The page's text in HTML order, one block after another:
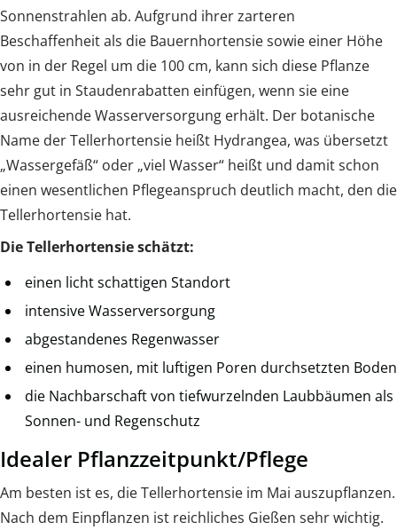
Sonnenstrahlen ab. Aufgrund ihrer zarteren
Beschaffenheit als die Bauernhortensie sowie einer Höhe
von in der Regel um die 100 cm, kann sich diese Pflanze
sehr gut in Staudenrabatten einfügen, wenn sie eine
ausreichende Wasserversorgung erhält. Der botanische
Name der Tellerhortensie heißt Hydrangea, was übersetzt
„Wassergefäß“ oder „viel Wasser“ heißt und damit schon
einen wesentlichen Pflegeanspruch deutlich macht, den die
Tellerhortensie hat.
Die Tellerhortensie schätzt:
einen licht schattigen Standort
intensive Wasserversorgung
abgestandenes Regenwasser
einen humosen, mit luftigen Poren durchsetzten Boden
die Nachbarschaft von tiefwurzelnden Laubbäumen als
Sonnen- und Regenschutz
Idealer Pflanzzeitpunkt/Pflege
Am besten ist es, die Tellerhortensie im Mai auszupflanzen.
Nach dem Einpflanzen ist reichliches Gießen sehr wichtig.